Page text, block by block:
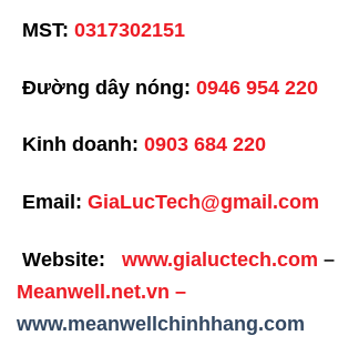
MST: 0317302151
Đường dây nóng: 0946 954 220
Kinh doanh: 0903 684 220
Email: GiaLucTech@gmail.com
Website: www.gialuctech.com –
Meanwell.net.vn –
www.meanwellchinhhang.com